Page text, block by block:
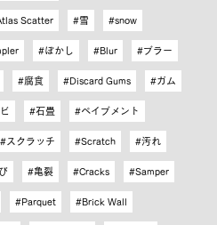
Scatter 雪 snow
ぼかし Blur ブラー
腐食 Discard Gums ガム
石畳 ペイブメント
スクラッチ Scratch 汚れ
亀裂 Cracks Samper
Parquet Brick Wall